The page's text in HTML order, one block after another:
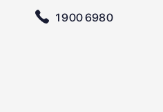
1900 6980